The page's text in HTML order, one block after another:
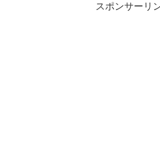
スポンサーリ